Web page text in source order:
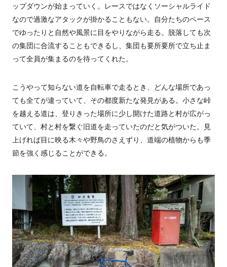
ップダウンが始まっていく。レースではなくソーシャルライド
なので過激なアタックが掛かることもない。自分たちのペース
でゆったりと自然や風景に目をやりながら走る。脱落しても次
の集団に合流することもできるし、集団も要所要所で立ち止ま
って全員が集まるのを待ってくれた。
こうやって知らない道を自転車で走るとき、どんな場所であっ
ても全てが違っていて、その都度新たな発見がある。小さな峠
を越える道は、登りきった場所に少し開けた道路と村が広がっ
ていて、村と村を繋ぐ旧道を走っていたのだと気がついた。見
上げれば目に映る木々や野鳥のさえずり、道端の植物からも季
節を強く感じることができる。